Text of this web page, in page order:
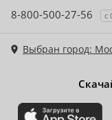
8-800-500-27-56 с
Выбран город: